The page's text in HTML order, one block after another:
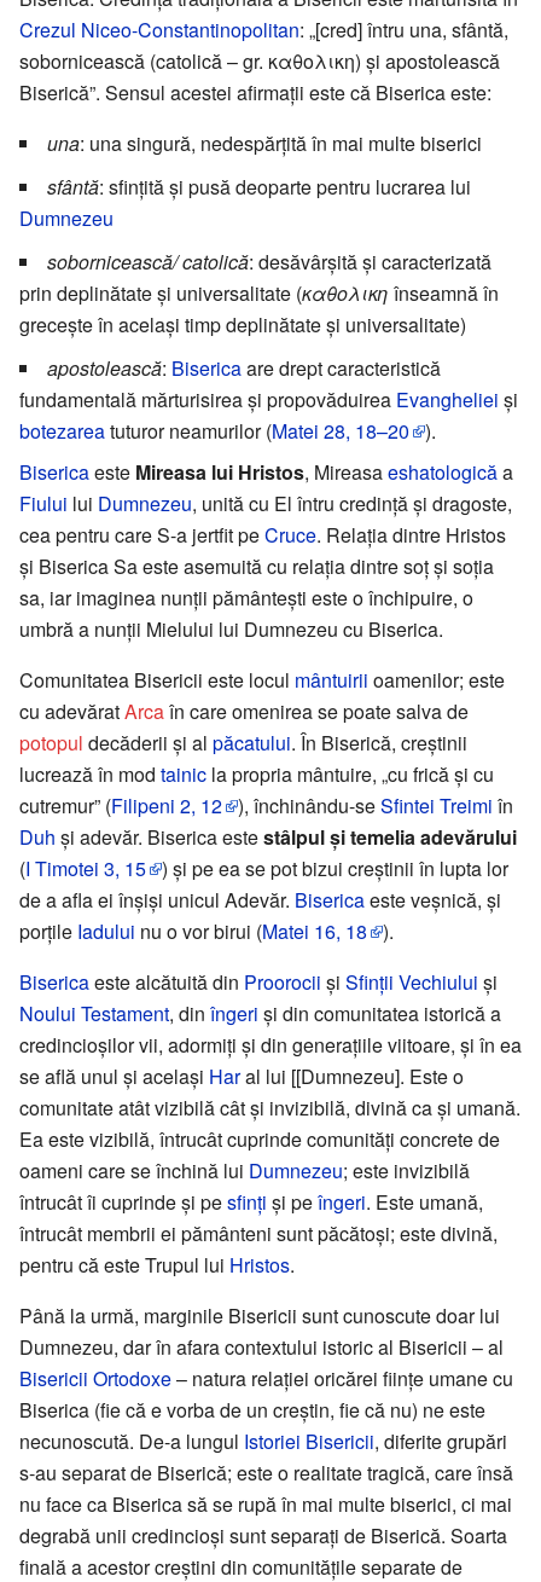
Crezul Niceo-Constantinopolitan: „[cred] întru una, sfântă,
sobornicească (catolică – gr. καθολικη) și apostolească
Biserică”. Sensul acestei afirmații este că Biserica este:
una: una singură, nedespărțită în mai multe biserici
sfântă: sfințită și pusă deoparte pentru lucrarea lui
Dumnezeu
sobornicească/ catolică: desăvârșită și caracterizată
prin deplinătate și universalitate (καθολικη înseamnă în
grecește în același timp deplinătate și universalitate)
apostolească: Bisericaare drept caracteristică
fundamentală mărturisirea și propovăduirea Evangheliei și
botezareatuturor neamurilor (Matei 28, 18–20
).
Bisericaeste Mireasa lui Hristos, Mireasaeshatologicăa
Fiului lui Dumnezeu, unită cu El întru credință și dragoste,
cea pentru care S-a jertfit peCruce. Relația dintre Hristos
și Biserica Sa este asemuită cu relația dintre soț și soția
sa, iar imaginea nunții pământești este o închipuire, o
umbră a nunții Mielului lui Dumnezeu cu Biserica.
Comunitatea Bisericii este locul mântuirii oamenilor; este
cu adevăratArcaîn care omenirea se poate salva de
potopul decăderii și al păcatului. În Biserică, creștinii
lucrează în mod tainic la propria mântuire, „cu frică și cu
cutremur” (Filipeni 2, 12 ), închinându-seSfintei Treimi în
Duh și adevăr. Biserica estestâlpul și temelia adevărului
(I Timotei 3, 15 ) și pe ea se pot bizui creștinii în lupta lor
de a afla ei înșiși unicul Adevăr. Bisericaeste veșnică, și
porțile Iadului nu o vor birui (Matei 16, 18
).
Bisericaeste alcătuită din Proorocii și Sfinții Vechiului și
Noului Testament, din îngeri și din comunitatea istorică a
credincioșilor vii, adormiți și din generațiile viitoare, și în ea
se află unul și același Haral lui [[Dumnezeu]. Este o
comunitate atât vizibilă cât și invizibilă, divină ca și umană.
Ea este vizibilă, întrucât cuprinde comunități concrete de
oameni care se închină lui Dumnezeu; este invizibilă
întrucât îi cuprinde și pesfinți și peîngeri. Este umană,
întrucât membrii ei pământeni sunt păcătoși; este divină,
pentru că este Trupul lui Hristos.
Până la urmă, marginile Bisericii sunt cunoscute doar lui
Dumnezeu, dar în afara contextului istoric al Bisericii – al
Bisericii Ortodoxe– natura relației oricărei ființe umane cu
Biserica (fie că e vorba de un creștin, fie că nu) ne este
necunoscută. De-a lungul Istoriei Bisericii, diferite grupări
s-au separat de Biserică; este o realitate tragică, care însă
nu face ca Biserica să se rupă în mai multe biserici, ci mai
degrabă unii credincioși sunt separați de Biserică. Soarta
finală a acestor creștini din comunitățile separate de